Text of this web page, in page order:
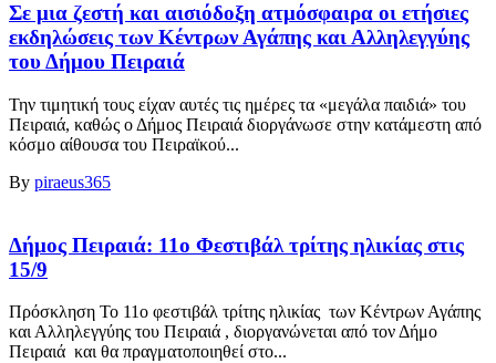
Σε μια ζεστή και αισιόδοξη ατμόσφαιρα οι ετήσιες
εκδηλώσεις των Κέντρων Αγάπης και Αλληλεγγύης
του Δήμου Πειραιά
Την τιμητική τους είχαν αυτές τις ημέρες τα «μεγάλα παιδιά» του
Πειραιά, καθώς ο Δήμος Πειραιά διοργάνωσε στην κατάμεστη από
κόσμο αίθουσα του Πειραϊκού...
By piraeus365
Δήμος Πειραιά: 11ο Φεστιβάλ τρίτης ηλικίας στις
15/9
Πρόσκληση Το 11ο φεστιβάλ τρίτης ηλικίας των Κέντρων Αγάπης
και Αλληλεγγύης του Πειραιά , διοργανώνεται από τον Δήμο
Πειραιά και θα πραγματοποιηθεί στο...